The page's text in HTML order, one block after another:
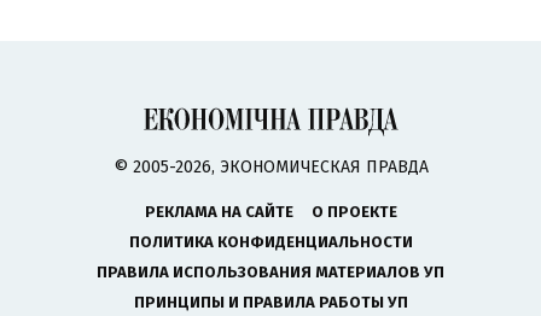
© 2005-2026, ЭКОНОМИЧЕСКАЯ ПРАВДА
РЕКЛАМА НА САЙТЕ
О ПРОЕКТЕ
ПОЛИТИКА КОНФИДЕНЦИАЛЬНОСТИ
ПРАВИЛА ИСПОЛЬЗОВАНИЯ МАТЕРИАЛОВ УП
ПРИНЦИПЫ И ПРАВИЛА РАБОТЫ УП